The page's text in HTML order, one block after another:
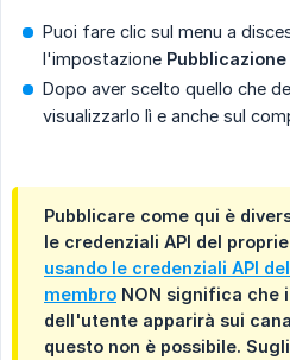
Puoi fare clic sul menu a
l'impostazione
Dopo aver scelto quello che
visualizzarlo lì e anche sul
Pubblicare come qui è
le credenziali API del
usando le credenziali API
membro NON significa che
dell'utente apparirà sui
questo non è possibile.